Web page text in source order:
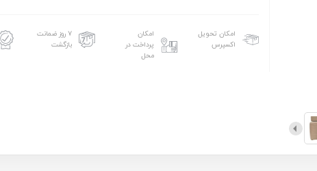
امکان تحویل
اکسپرس
امکان
پرداخت در
محل
۷ روز ضمانت
بازگشت